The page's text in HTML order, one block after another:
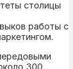
столицы
работы с
300